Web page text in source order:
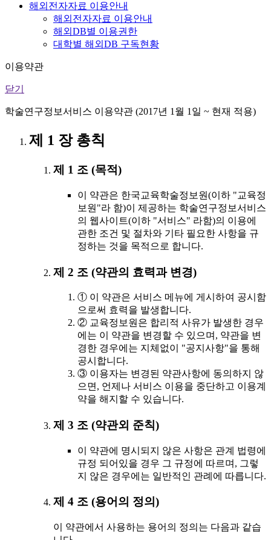
해외전자자료 이용안내
해외전자자료 이용안내
해외DB별 이용권한
대학별 해외DB 구독현황
이용약관
닫기
학술연구정보서비스 이용약관 (2017년 1월 1일 ~ 현재 적용)
제 1 장 총칙
제 1 조 (목적)
이 약관은 한국교육학술정보원(이하 "교육정
보원"라 함)이 제공하는 학술연구정보서비스
의 웹사이트(이하 "서비스" 라함)의 이용에
관한 조건 및 절차와 기타 필요한 사항을 규
정하는 것을 목적으로 합니다.
제 2 조 (약관의 효력과 변경)
① 이 약관은 서비스 메뉴에 게시하여 공시함
으로써 효력을 발생합니다.
② 교육정보원은 합리적 사유가 발생한 경우
에는 이 약관을 변경할 수 있으며, 약관을 변
경한 경우에는 지체없이 "공지사항"을 통해
공시합니다.
③ 이용자는 변경된 약관사항에 동의하지 않
으면, 언제나 서비스 이용을 중단하고 이용계
약을 해지할 수 있습니다.
제 3 조 (약관외 준칙)
이 약관에 명시되지 않은 사항은 관계 법령에
규정 되어있을 경우 그 규정에 따르며, 그렇
지 않은 경우에는 일반적인 관례에 따릅니다.
제 4 조 (용어의 정의)
이 약관에서 사용하는 용어의 정의는 다음과 같습